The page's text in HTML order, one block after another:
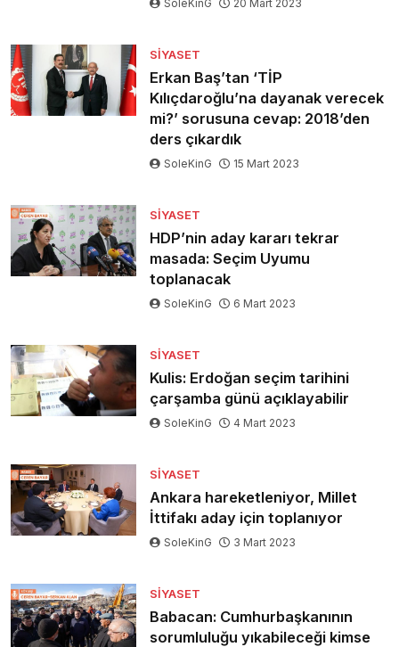
SoleKinG 20 Mart 2023
SIYASET
Erkan Baş’tan ‘TİP
Kılıçdaroğlu’na dayanak verecek
mi?’ sorusuna cevap: 2018’den
ders çıkardık
SoleKinG 15 Mart 2023
SIYASET
HDP’nin aday kararı tekrar
masada: Seçim Uyumu
toplanacak
SoleKinG 6 Mart 2023
SIYASET
Kulis: Erdoğan seçim tarihini
çarşamba günü açıklayabilir
SoleKinG 4 Mart 2023
SIYASET
Ankara hareketleniyor, Millet
İttifakı aday için toplanıyor
SoleKinG 3 Mart 2023
SIYASET
Babacan: Cumhurbaşkanının
sorumluluğu yıkabileceği kimse